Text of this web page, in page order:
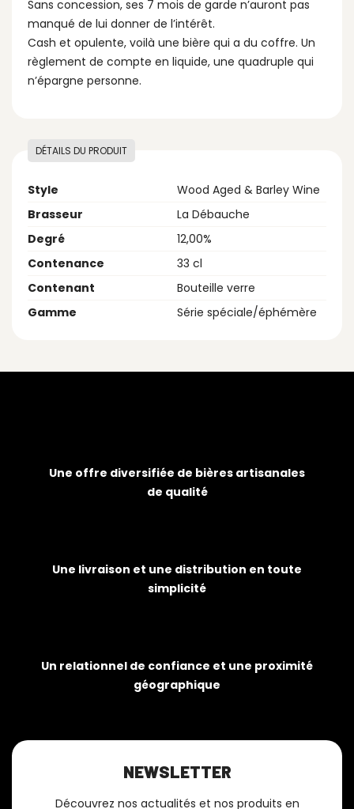
Sans concession, ses 7 mois de garde n’auront pas
manqué de lui donner de l’intérêt.
Cash et opulente, voilà une bière qui a du coffre. Un
règlement de compte en liquide, une quadruple qui
n’épargne personne.
DÉTAILS DU PRODUIT
Style
Wood Aged & Barley Wine
Brasseur
La Débauche
Degré
12,00%
Contenance
33 cl
Contenant
Bouteille verre
Gamme
Série spéciale/éphémère
Une offre diversifiée de bières artisanales
de qualité
Une livraison et une distribution en toute
simplicité
Un relationnel de confiance et une proximité
géographique
NEWSLETTER
Découvrez nos actualités et nos produits en